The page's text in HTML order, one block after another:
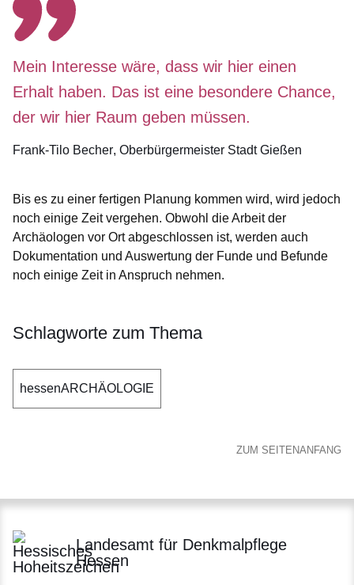
Mein Interesse wäre, dass wir hier einen
Erhalt haben. Das ist eine besondere Chance,
der wir hier Raum geben müssen.
Frank-Tilo Becher Oberbürgermeister Stadt Gießen
Bis es zu einer fertigen Planung kommen wird, wird jedoch
noch einige Zeit vergehen. Obwohl die Arbeit der
Archäologen vor Ort abgeschlossen ist, werden auch
Dokumentation und Auswertung der Funde und Befunde
noch einige Zeit in Anspruch nehmen.
Schlagworte zum Thema
hessenARCHÄOLOGIE
ZUM SEITENANFANG
Landesamt für Denkmalpflege
Hessen